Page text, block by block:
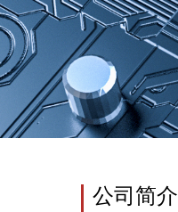
公司简介